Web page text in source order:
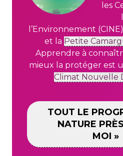
les
l’Environnement
et la Petite
Apprendre à
mieux la protéger est
Climat Nouvelle
TOUT LE
NATURE
MOI »